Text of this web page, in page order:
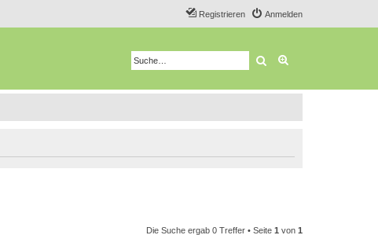
Anmelden
Registrieren
Suche
Die Suche ergab 0 Treffer • Seite 1 von 1